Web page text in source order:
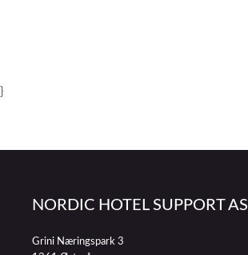
}
NORDIC HOTEL SUPPORT AS
Grini Næringspark 3